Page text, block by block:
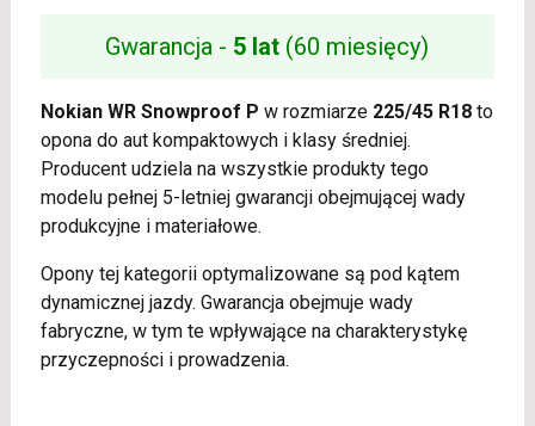
Gwarancja - 5 lat (60 miesięcy)
Nokian WR Snowproof P w rozmiarze 225/45 R18to
opona do aut kompaktowych i klasy średniej.
Producent udziela na wszystkie produkty tego
modelu pełnej 5-letniej gwarancji obejmującej wady
produkcyjne i materiałowe.
Opony tej kategorii optymalizowane są pod kątem
dynamicznej jazdy. Gwarancja obejmuje wady
fabryczne, w tym te wpływające na charakterystykę
przyczepności i prowadzenia.